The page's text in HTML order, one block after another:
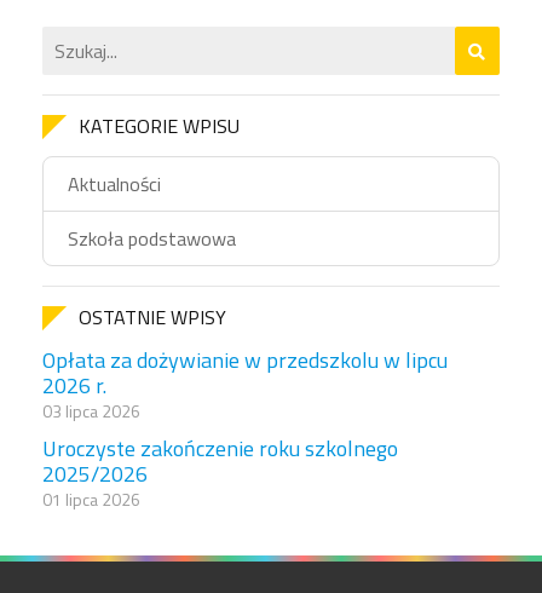
KATEGORIE WPISU
Aktualności
Szkoła podstawowa
OSTATNIE WPISY
Opłata za dożywianie w przedszkolu w lipcu
2026 r.
03 lipca 2026
Uroczyste zakończenie roku szkolnego
2025/2026
01 lipca 2026